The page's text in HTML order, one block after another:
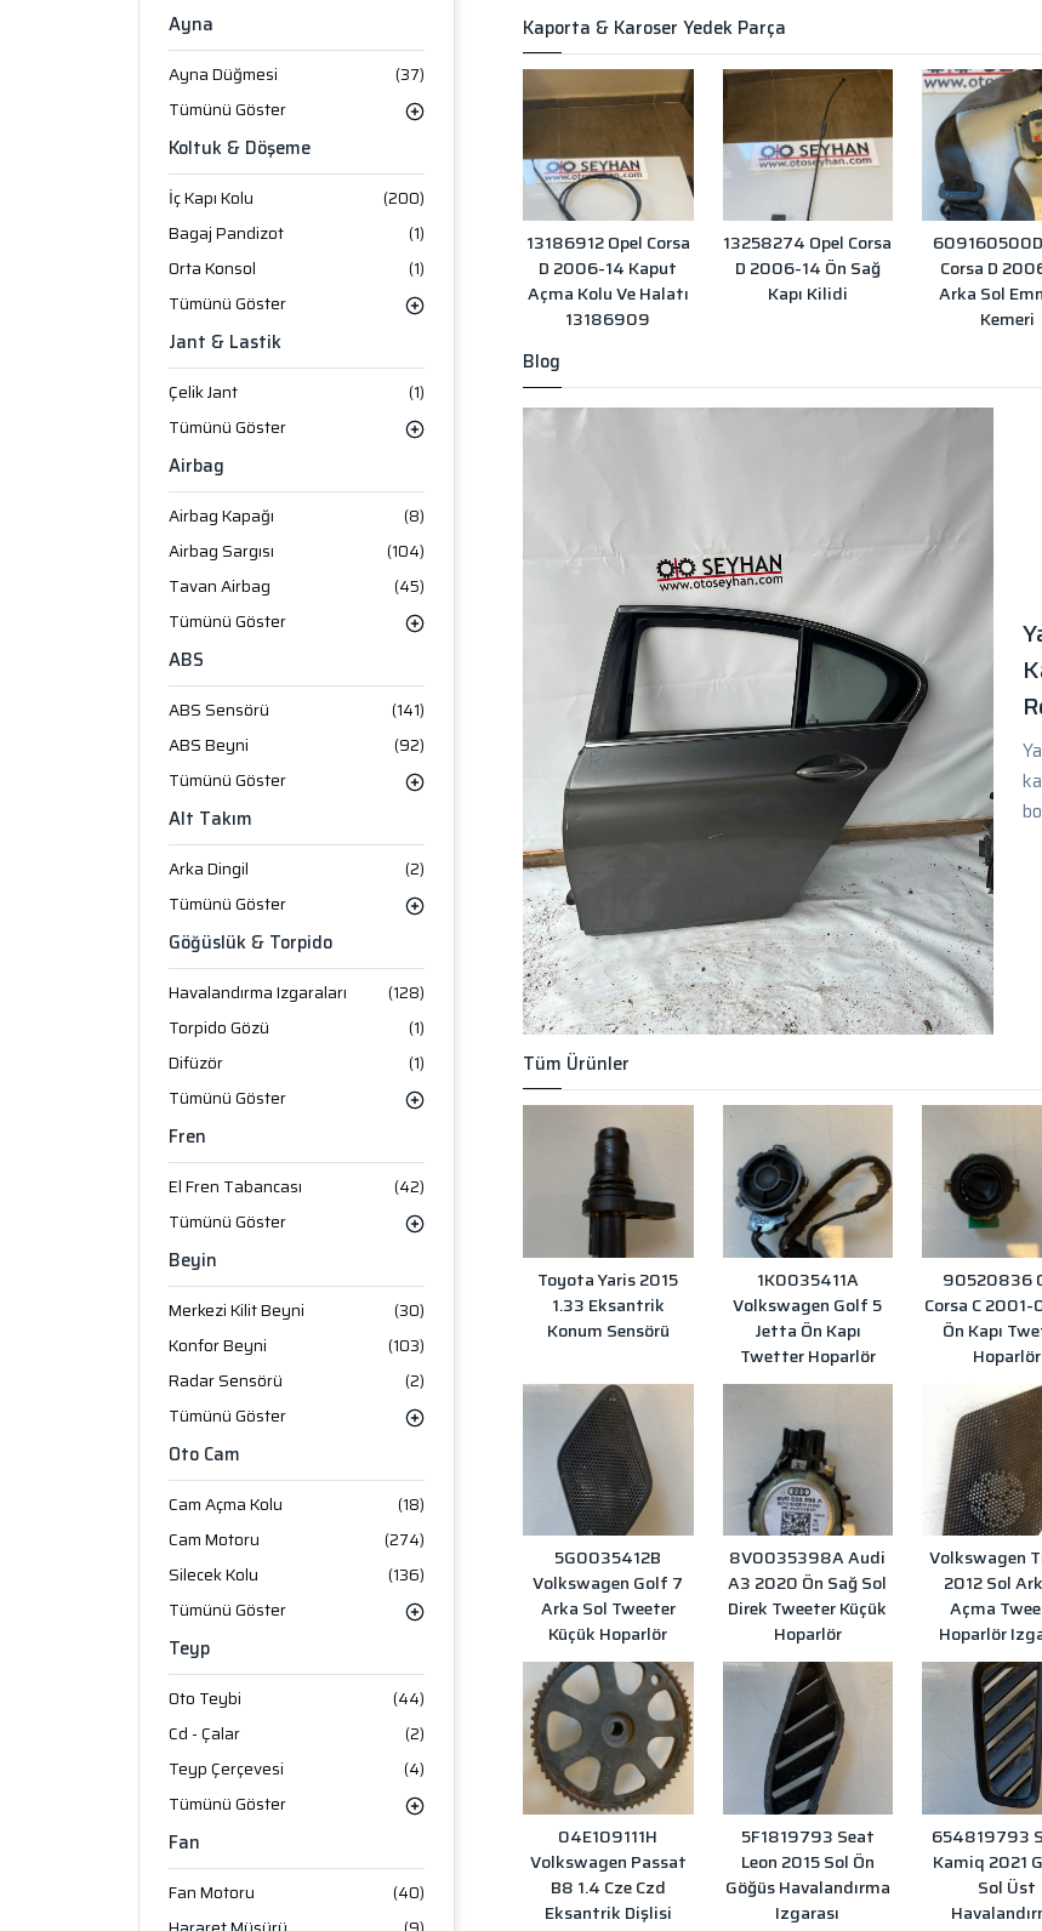
Ayna
Ayna Düğmesi
(37)
Tümünü Göster
Koltuk & Döşeme
İç Kapı Kolu
(200)
Bagaj Pandizot
(1)
Orta Konsol
(1)
Tümünü Göster
Jant & Lastik
Çelik Jant
(1)
Tümünü Göster
Airbag
Airbag Kapağı
(8)
Airbag Sargısı
(104)
Tavan Airbag
(45)
Tümünü Göster
ABS
ABS Sensörü
(141)
ABS Beyni
(92)
Tümünü Göster
Alt Takım
Arka Dingil
(2)
Tümünü Göster
Göğüslük & Torpido
Havalandırma Izgaraları
(128)
Torpido Gözü
(1)
Difüzör
(1)
Tümünü Göster
Fren
El Fren Tabancası
(42)
Tümünü Göster
Beyin
Merkezi Kilit Beyni
(30)
Konfor Beyni
(103)
Radar Sensörü
(2)
Tümünü Göster
Oto Cam
Cam Açma Kolu
(18)
Cam Motoru
(274)
Silecek Kolu
(136)
Tümünü Göster
Teyp
Oto Teybi
(44)
Cd - Çalar
(2)
Teyp Çerçevesi
(4)
Tümünü Göster
Fan
Fan Motoru
(40)
Kaporta & Karoser Yedek Parça
13186912 Opel Corsa
D 2006-14 Kaput
Açma Kolu Ve Halatı
13186909
13258274 Opel Corsa
D 2006-14 Ön Sağ
Kapı Kilidi
Corsa D
Arka Sol
Kemeri
Blog
Tüm Ürünler
Toyota Yaris 2015
1.33 Eksantrik
Konum Sensörü
1K0035411A
Volkswagen Golf 5
Jetta Ön Kapı
Twetter Hoparlör
90520836
Corsa C 2001-
Ön Kapı
Hoparlör
5G0035412B
Volkswagen Golf 7
Arka Sol Tweeter
Küçük Hoparlör
8V0035398A Audi
A3 2020 Ön Sağ Sol
Direk Tweeter Küçük
Hoparlör
Volkswagen
2012 Sol
Açma
Hoparlör
04E109111H
Volkswagen Passat
B8 1.4 Cze Czd
Eksantrik Dişlisi
5F1819793 Seat
Leon 2015 Sol Ön
Göğüs Havalandırma
Izgarası
654819793
Kamiq 2021
Sol Üst